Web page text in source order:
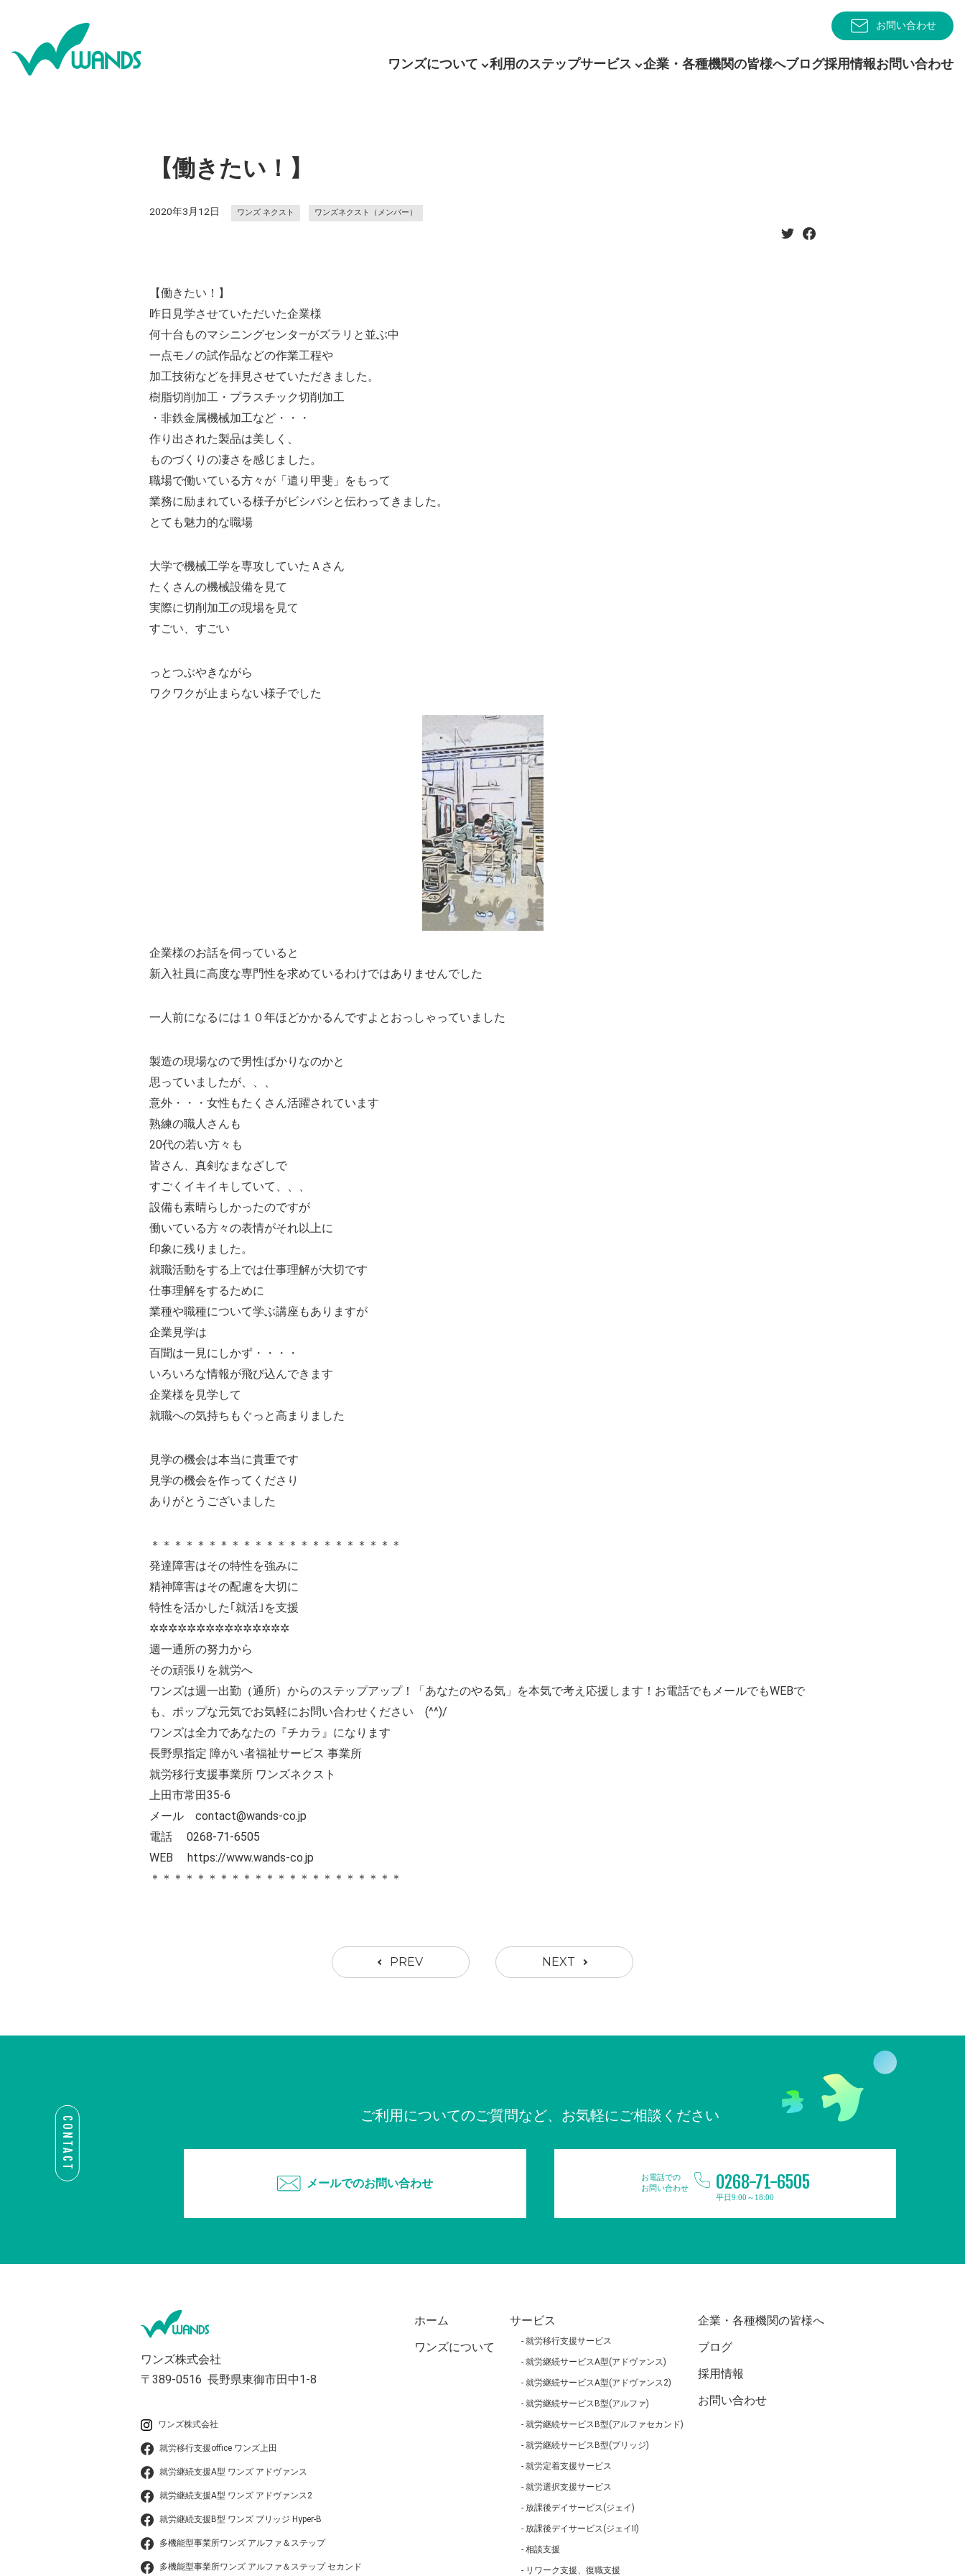
お問い合わせ
ワンズについて 利用のステップサービス 企業・各種機関の皆様へブログ採用情報お問い合わせ
【働きたい！】
2020年3月12日 ワンズ ネクスト ワンズネクスト（メンバー）
【働きたい！】
昨日見学させていただいた企業様
何十台ものマシニングセンタ―がズラリと並ぶ中
一点モノの試作品などの作業工程や
加工技術などを拝見させていただきました。
樹脂切削加工・プラスチック切削加工
・非鉄金属機械加工など・・・
作り出された製品は美しく、
ものづくりの凄さを感じました。
職場で働いている方々が「遣り甲斐」をもって
業務に励まれている様子がビシバシと伝わってきました。
とても魅力的な職場
大学で機械工学を専攻していたＡさん
たくさんの機械設備を見て
実際に切削加工の現場を見て
すごい、すごい
っとつぶやきながら
ワクワクが止まらない様子でした
企業様のお話を伺っていると
新入社員に高度な専門性を求めているわけではありませんでした
一人前になるには１０年ほどかかるんですよとおっしゃっていました
製造の現場なので男性ばかりなのかと
思っていましたが、、、
意外・・・女性もたくさん活躍されています
熟練の職人さんも
20代の若い方々も
皆さん、真剣なまなざしで
すごくイキイキしていて、、、
設備も素晴らしかったのですが
働いている方々の表情がそれ以上に
印象に残りました。
就職活動をする上では仕事理解が大切です
仕事理解をするために
業種や職種について学ぶ講座もありますが
企業見学は
百聞は一見にしかず・・・・
いろいろな情報が飛び込んできます
企業様を見学して
就職への気持ちもぐっと高まりました
見学の機会は本当に貴重です
見学の機会を作ってくださり
ありがとうございました
＊＊＊＊＊＊＊＊＊＊＊＊＊＊＊＊＊＊＊＊＊＊
発達障害はその特性を強みに
精神障害はその配慮を大切に
特性を活かした｢就活｣を支援
✲✲✲✲✲✲✲✲✲✲✲✲✲✲✲
週一通所の努力から
その頑張りを就労へ
ワンズは週一出勤（通所）からのステップアップ！「あなたのやる気」を本気で考え応援します！お電話でもメールでもWEBで
も、ポップな元気でお気軽にお問い合わせください (^^)/
ワンズは全力であなたの『チカラ』になります
長野県指定 障がい者福祉サービス 事業所
就労移行支援事業所 ワンズネクスト
上田市常田35-6
メール contact@wands-co.jp
電話 0268-71-6505
WEB https://www.wands-co.jp
＊＊＊＊＊＊＊＊＊＊＊＊＊＊＊＊＊＊＊＊＊＊
PREV NEXT
CONTACT ご利用についてのご質問など、お気軽にご相談ください
メールでのお問い合わせ
お電話での
お問い合わせ
0268-71-6505
平日9:00～18:00
ワンズ株式会社
〒389-0516 長野県東御市田中1-8
ワンズ株式会社
就労移行支援office ワンズ上田
就労継続支援A型 ワンズ アドヴァンス
就労継続支援A型 ワンズ アドヴァンス2
就労継続支援B型 ワンズ ブリッジ Hyper-B
多機能型事業所ワンズ アルファ＆ステップ
多機能型事業所ワンズ アルファ＆ステップ セカンド
ホーム
ワンズについて
サービス
就労移行支援サービス
就労継続サービスA型(アドヴァンス)
就労継続サービスA型(アドヴァンス2)
就労継続サービスB型(アルファ)
就労継続サービスB型(アルファセカンド)
就労継続サービスB型(ブリッジ)
就労定着支援サービス
就労選択支援サービス
放課後デイサービス(ジェイ)
放課後デイサービス(ジェイⅡ)
相談支援
リワーク支援、復職支援
企業・各種機関の皆様へ
ブログ
採用情報
お問い合わせ